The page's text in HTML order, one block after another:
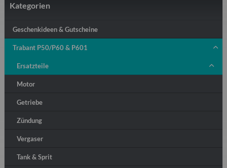
Kategorien
Geschenkideen & Gutscheine
Trabant P50/P60 & P601
Ersatzteile
Motor
Getriebe
Zündung
Vergaser
Tank & Sprit